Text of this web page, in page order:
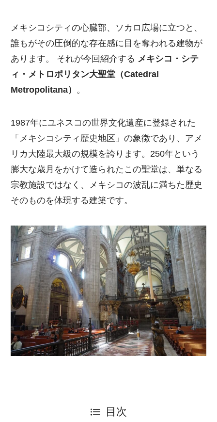
メキシコシティの心臓部、ソカロ広場に立つと、
誰もがその圧倒的な存在感に目を奪われる建物が
あります。 それが今回紹介する メキシコ・シテ
ィ・メトロポリタン大聖堂（Catedral
Metropolitana） 。
1987年にユネスコの世界文化遺産に登録された
「メキシコシティ歴史地区」の象徴であり、アメ
リカ大陸最大級の規模を誇ります。250年という
膨大な歳月をかけて造られたこの聖堂は、単なる
宗教施設ではなく、メキシコの波乱に満ちた歴史
そのものを体現する建築です。
目次